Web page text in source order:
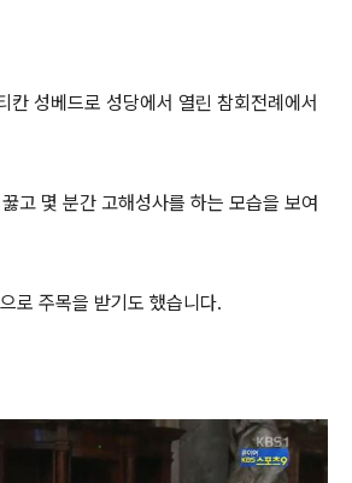
성베드로 성당에서 열린 참회전례에서
고 몇 분간 고해성사를 하는 모습을 보여
로 주목을 받기도 했습니다.